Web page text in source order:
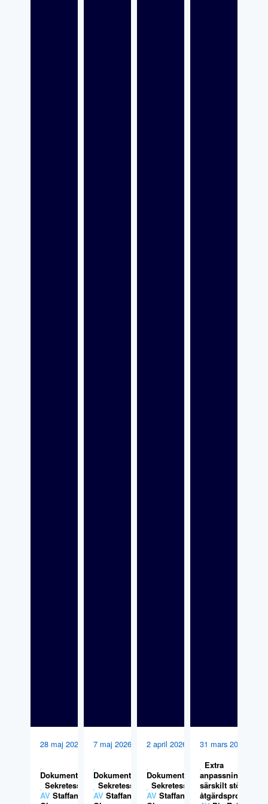
28 maj 2026
Dokumentation,
Sekretess
AV Staffan
7 maj 2026
Dokumentation,
Sekretess
AV Staffan
2 april 2026
Dokumentation,
Sekretess
AV Staffan
31 mars 2026
Extra
anpassningar,
särskilt stöd och
åtgärdsprogram